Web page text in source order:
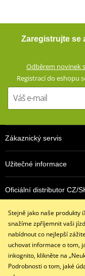
Pohodlný vnější
Membrána
Stěrka na hledí na
Reflexní prvky
Zesílení dlaně kůží
Pěnové vložky na dlani
Krátká manžeta s
PDF size chart GMS
PDF GMS SIZES
Zaregistrujte se
Odběrem novinek
Registrací do eshopu
Zákaznický servis
Užitečné informace
Oficiální distributor CZ/
Stejně jako naše produkty
snažíme zpříjemnit vaši
nabídnout co nejlepší
uchovat informace o tom,
inkognito, klikněte na
Podrobnosti o tom, jaké